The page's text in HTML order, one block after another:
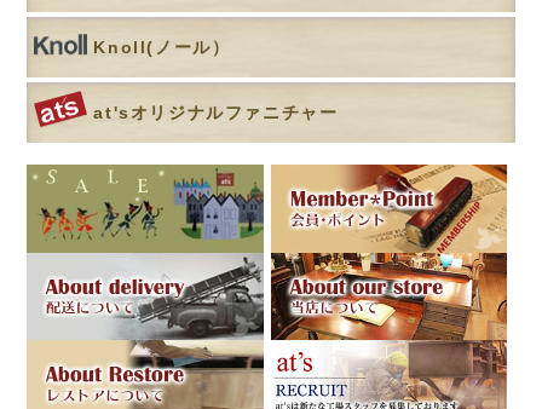
Knoll(ノール）
at'sオリジナルファニチャー